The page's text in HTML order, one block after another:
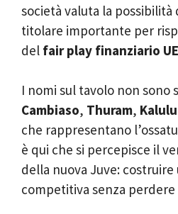
società valuta la
titolare importante per
del fair play finanziario
I nomi sul tavolo non sono
Cambiaso, Thuram, Kalulu
che rappresentano
è qui che si percepisce il
della nuova Juve: costruire
competitiva senza